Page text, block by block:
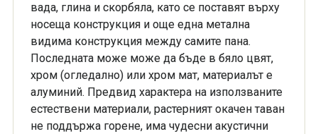
вада, глина и скорбяла, като се поставят върху
носеща конструкция и още една метална
видима конструкция между самите пана.
Последната може може да бъде в бяло цвят,
хром (огледално) или хром мат, материалът е
алуминий. Предвид характера на използваните
естествени материали, растерният окачен таван
не поддържа горене, има чудесни акустични